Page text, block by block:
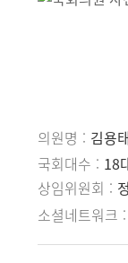
의원명 김용태
국회대수
18
상임위원회
소셜네트워크